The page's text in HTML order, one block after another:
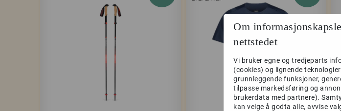
Om
nettstedet
Vi bruker egne og tredjeparts
(cookies) og lignende
grunnleggende funksjoner,
tilpasse markedsføring og
brukerdata med partnere).
kan velge å godta alle, avvise